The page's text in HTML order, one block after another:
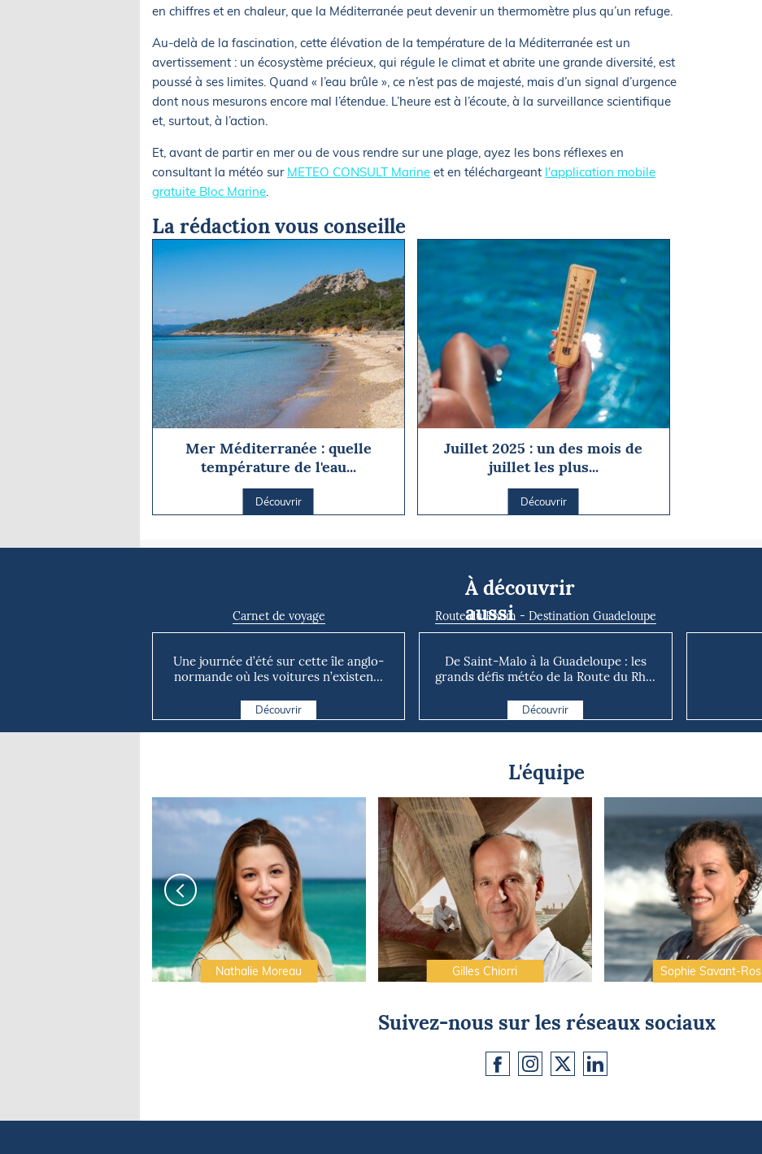
en chiffres et en chaleur, que la Méditerranée peut devenir un thermomètre plus qu’un refuge.
Au-delà de la fascination, cette élévation de la température de la Méditerranée est un
avertissement : un écosystème précieux, qui régule le climat et abrite une grande diversité, est
poussé à ses limites. Quand « l’eau brûle », ce n’est pas de majesté, mais d’un signal d’urgence
dont nous mesurons encore mal l’étendue. L’heure est à l’écoute, à la surveillance scientifique
et, surtout, à l’action.
Et, avant de partir en mer ou de vous rendre sur une plage, ayez les bons réflexes en
consultant la météo sur METEO CONSULT Marine et en téléchargeant l'application mobile
gratuite Bloc Marine.
La rédaction vous conseille
Mer Méditerranée : quelle
température de l'eau...
Découvrir
Juillet 2025 : un des mois de
juillet les plus...
Découvrir
À découvrir
aussi
Carnet de voyage
Une journée d’été sur cette île anglo-
normande où les voitures n’existen...
Découvrir
Route du Rhum - Destination Guadeloupe
De Saint-Malo à la Guadeloupe : les
grands défis météo de la Route du Rh...
Découvrir
L'équipe
Nathalie Moreau Gilles Chiorri Sophie Savant-Ros
Suivez-nous sur les réseaux sociaux